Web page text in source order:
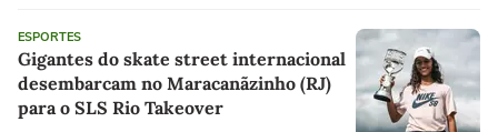
ESPORTES
Gigantes do skate street internacional
desembarcam no Maracanãzinho (RJ)
para o SLS Rio Takeover